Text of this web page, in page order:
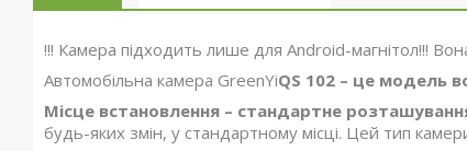
!!! Камера підходить лише для Android-магнітол!!!
Автомобільна камера GreenYiQS 102 – це модель
Місце встановлення – стандартне
будь-яких змін, у стандартному місці. Цей тип